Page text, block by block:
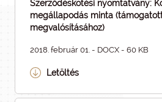
Szerződéskötési nyomtatvány:
megállapodás minta
megvalósításához)
2018. február 01. - DOCX - 60 KB
Letöltés